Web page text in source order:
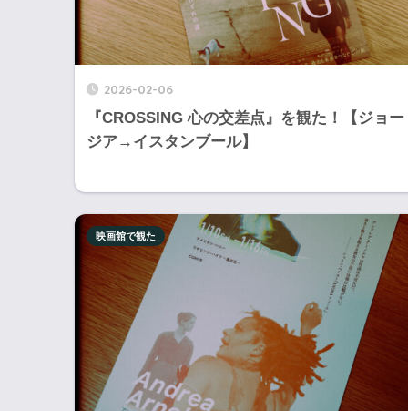
2026-02-06
『CROSSING 心の交差点』を観た！【ジョー
ジア→イスタンブール】
映画館で観た